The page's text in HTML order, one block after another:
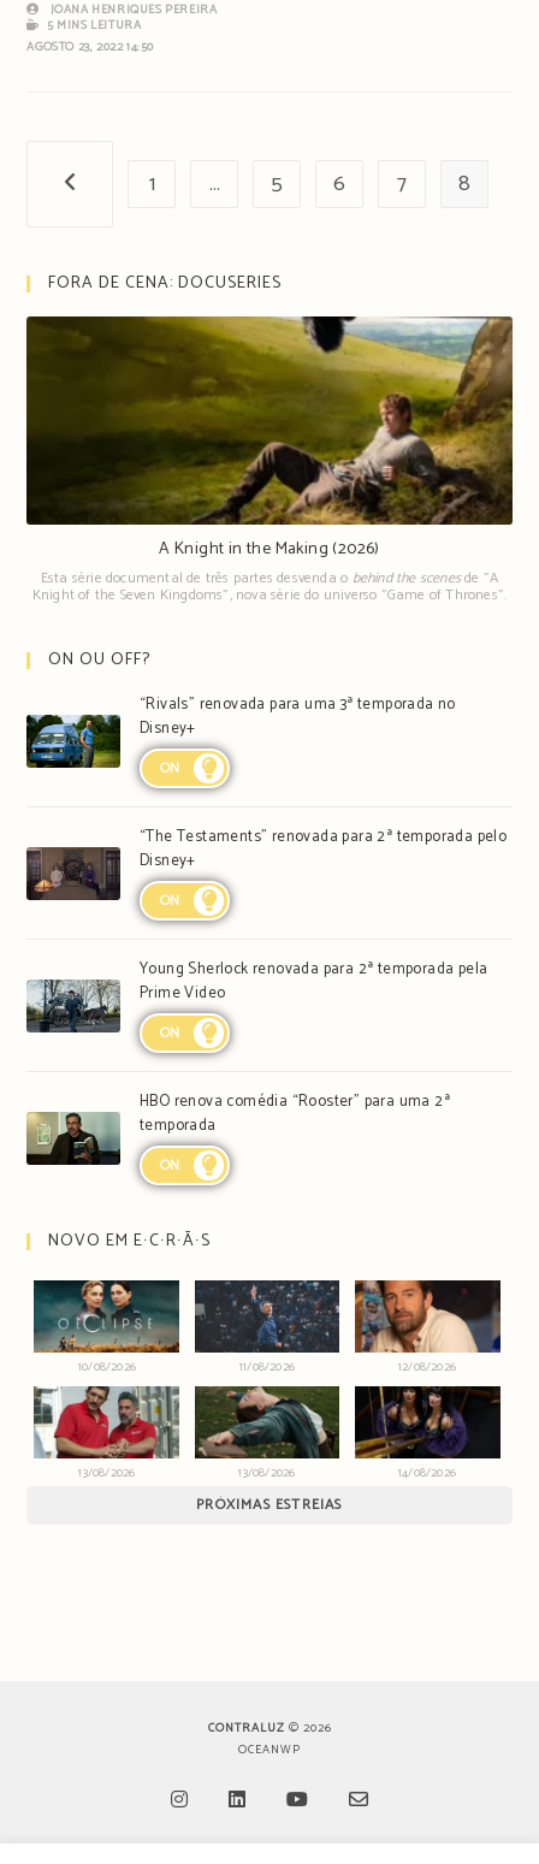
JOANA HENRIQUES PEREIRA
5 MINS LEITURA
AGOSTO 23, 2022 14:50
Página anterior
1 … 5 6 7 8
FORA DE CENA: DOCUSERIES
A Knight in the Making (2026)
Esta série documental de três partes desvenda o behind the scenesde "A
Knight of the Seven Kingdoms", nova série do universo "Game of Thrones".
ON OU OFF?
“Rivals” renovada para uma 3ª temporada no
Disney+
ON
“The Testaments” renovada para 2ª temporada pelo
Disney+
ON
Young Sherlock renovada para 2ª temporada pela
Prime Video
ON
HBO renova comédia “Rooster” para uma 2ª
temporada
ON
NOVO EM E∙C∙R∙Ã∙S
10/08/2026 11/08/2026 12/08/2026
13/08/2026 13/08/2026 14/08/2026
PRÓXIMAS ESTREIAS
CONTRALUZ © 2026
OCEANWP